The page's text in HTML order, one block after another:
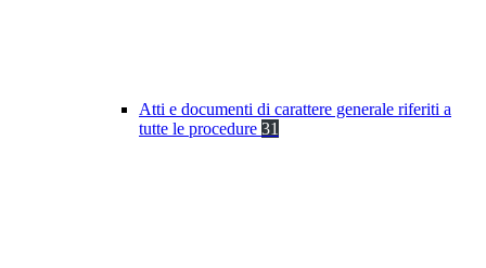
Atti e documenti di carattere generale riferiti a
tutte le procedure 31